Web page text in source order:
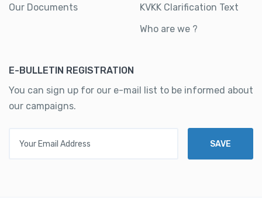
Our Documents
KVKK Clarification Text
Who are we ?
E-BULLETIN REGISTRATION
You can sign up for our e-mail list to be informed about
our campaigns.
SAVE